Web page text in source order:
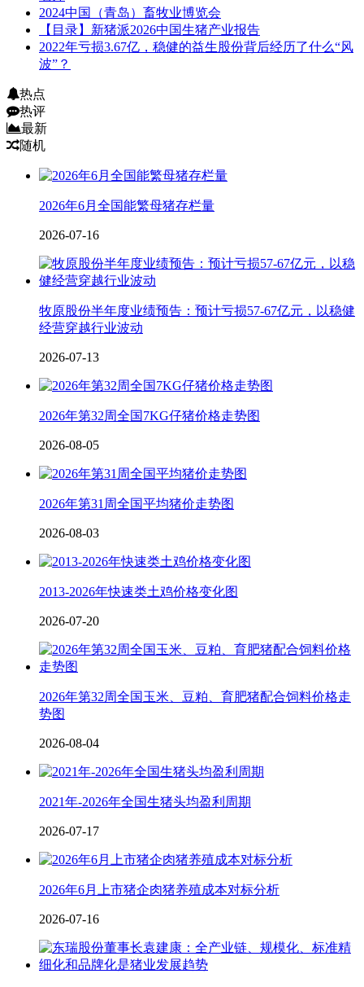
2024中国（青岛）畜牧业博览会
【目录】新猪派2026中国生猪产业报告
2022年亏损3.67亿，稳健的益生股份背后经历了什么“风
波”？
热点
热评
最新
随机
2026年6月全国能繁母猪存栏量
2026-07-16
牧原股份半年度业绩预告：预计亏损57-67亿元，以稳健
经营穿越行业波动
2026-07-13
2026年第32周全国7KG仔猪价格走势图
2026-08-05
2026年第31周全国平均猪价走势图
2026-08-03
2013-2026年快速类土鸡价格变化图
2026-07-20
2026年第32周全国玉米、豆粕、育肥猪配合饲料价格走
势图
2026-08-04
2021年-2026年全国生猪头均盈利周期
2026-07-17
2026年6月上市猪企肉猪养殖成本对标分析
2026-07-16